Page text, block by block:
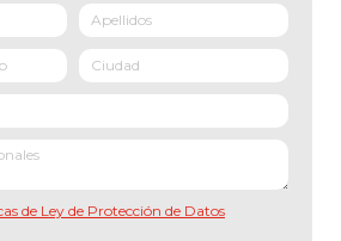
de Ley de Protección de Datos